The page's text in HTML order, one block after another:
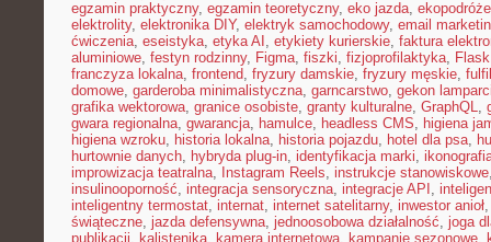
egzamin praktyczny, egzamin teoretyczny, eko jazda, ekopodróże
elektrolity, elektronika DIY, elektryk samochodowy, email
ćwiczenia, eseistyka, etyka AI , etykiety kurierskie, faktura
aluminiowe, festyn rodzinny, Figma, fiszki, fizjoprofilaktyka, Flask
franczyza lokalna, frontend, fryzury damskie, fryzury męskie,
domowe, garderoba minimalistyczna, garncarstwo, gekon
grafika wektorowa, granice osobiste, granty kulturalne, GraphQL,
gwara regionalna, gwarancja, hamulce, headless CMS, higiena
higiena wzroku, historia lokalna, historia pojazdu, hotel dla psa,
hurtownie danych, hybryda plug-in, identyfikacja marki,
improwizacja teatralna, Instagram Reels, instrukcje stanowiskowe
insulinooporność, integracja sensoryczna, integracje API ,
inteligentny termostat, internat, internet satelitarny, inwestor anioł
świąteczne, jazda defensywna, jednoosobowa działalność, joga
publikacji, kalistenika, kamera internetowa, kampanie sezonowe,